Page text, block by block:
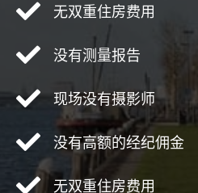
无双重住房费用
没有测量报告
现场没有摄影师
没有高额的经纪佣金
无双重住房费用